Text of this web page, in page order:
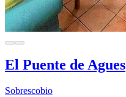
El Puente de Agues
Sobrescobio